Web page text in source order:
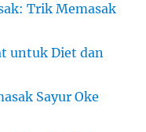
Trik Memasak
untuk Diet dan
Sayur Oke